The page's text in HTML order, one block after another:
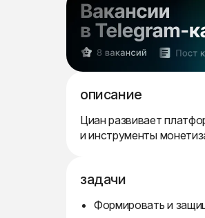
описание
Циан развивает
и инструменты
задачи
Формировать и